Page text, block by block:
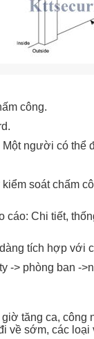
công.
người có thể
soát chấm
Chi tiết,
tích hợp với
> phòng ban -
tăng ca,
về sớm, các